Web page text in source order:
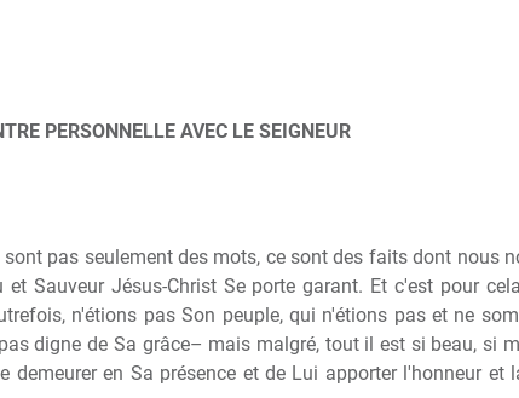
PERSONNELLE AVEC LE SEIGNEUR
pas seulement des mots, ce sont des faits dont nous
Sauveur Jésus-Christ Se porte garant. Et c'est pour
n'étions pas Son peuple, qui n'étions pas et ne
digne de Sa grâce– mais malgré, tout il est si beau, si
demeurer en Sa présence et de Lui apporter l'honneur et